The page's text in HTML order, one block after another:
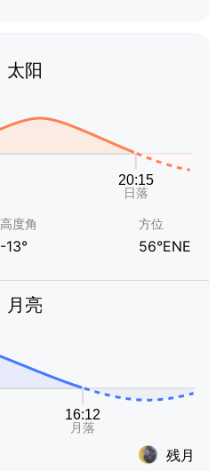
太阳
高度角
-13°
方位
56°ENE
月亮
残月